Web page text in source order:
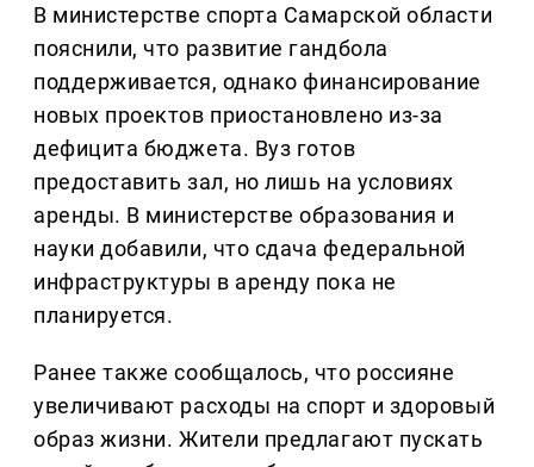
В министерстве спорта Самарской области
пояснили, что развитие гандбола
поддерживается, однако финансирование
новых проектов приостановлено из-за
дефицита бюджета. Вуз готов
предоставить зал, но лишь на условиях
аренды. В министерстве образования и
науки добавили, что сдача федеральной
инфраструктуры в аренду пока не
планируется.
Ранее также сообщалось, что россияне
увеличивают расходы на спорт и здоровый
образ жизни. Жители предлагают пускать